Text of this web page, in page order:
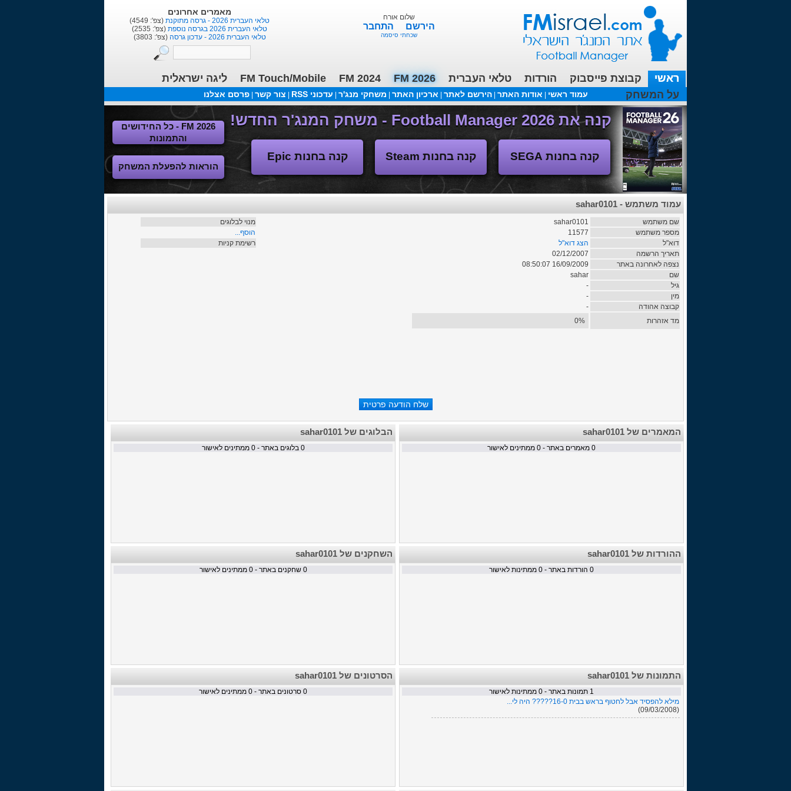
בלוגים אחרונים
הנוסע בזמן(צפ': 2040)
טוטנהאם הוטספר :כי מנור יותר וינר ...(צפ': 4400)
ורדר ברמן -מחזירים את גרמניה לירוקה(צפ': 4018)
שלום אורח
הירשם התחבר
שכחתי סיסמה
ראשי קבוצת פייסבוק הורדות טלאי העברית FM 2026
FM 2024
FM Touch/Mobile
ליגה ישראלית
על המשחק
עמוד ראשי אודות האתר |הירשם לאתר ארכיון האתר משחקי מנג'ר עדכוני RSS צור קשר פרסם אצלנו
עכשיו בפורומים:FM19- איך יוצאים לחופשה עם המאמן ?
קנה את Football Manager 2026 - משחק המנג'ר החדש!
קנה בחנות SEGA קנה בחנות Steam קנה בחנות Epic
FM 2026 - כל החידושים
והתמונות
הוראות להפעלת המשחק
עמוד משתמש - sahar0101
שם משתמש
sahar0101
מספר משתמש
11577
דוא"ל
הצג דוא"ל
תאריך הרשמה
02/12/2007
נצפה לאחרונה באתר
16/09/2009 08:50:07
שם
sahar
גיל
-
מין
-
קבוצה אהודה
-
מד אזהרות
0%
מנוי לבלוגים
הוסף...
רשימת קניות
המאמרים של sahar0101
0 מאמרים באתר - 0 ממתינים לאישור
הבלוגים של sahar0101
0 בלוגים באתר -0 ממתינים לאישור
ההורדות של sahar0101
0 הורדות באתר - 0 ממתינות לאישור
השחקנים של sahar0101
0 שחקנים באתר -0 ממתינים לאישור
התמונות של sahar0101
1 תמונות באתר - 0 ממתינות לאישור
מילא להפסיד אבל לחטוף בראש בבית 16-0????? היה לי...
(09/03/2008)
הסרטונים של sahar0101
0 סרטונים באתר - 0 ממתינים לאישור